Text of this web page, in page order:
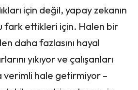
için değil, yapay zekanın
fark ettikleri için. Halen bir
daha fazlasını hayal
yıkıyor ve çalışanları
verimli hale getirmiyor –